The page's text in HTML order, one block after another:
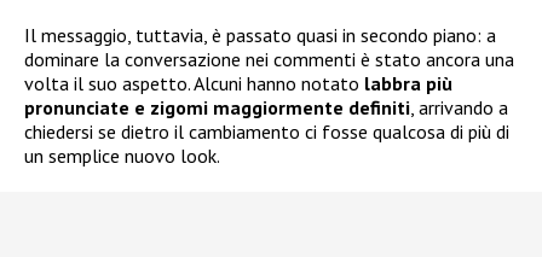
Il messaggio, tuttavia, è passato quasi in secondo piano: a
dominare la conversazione nei commenti è stato ancora una
volta il suo aspetto. Alcuni hanno notato labbra più
pronunciate e zigomi maggiormente definiti , arrivando a
chiedersi se dietro il cambiamento ci fosse qualcosa di più di
un semplice nuovo look.